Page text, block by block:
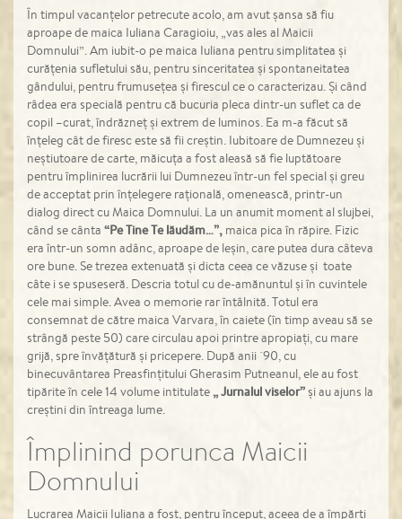
În timpul vacanțelor petrecute acolo, am avut șansa să fiu
aproape de maica Iuliana Caragioiu, „vas ales al Maicii
Domnului”. Am iubit-o pe maica Iuliana pentru simplitatea și
curățenia sufletului său, pentru sinceritatea și spontaneitatea
gândului, pentru frumusețea și firescul ce o caracterizau. Și când
râdea era specială pentru că bucuria pleca dintr-un suflet ca de
copil –curat, îndrăzneț și extrem de luminos. Ea m-a făcut să
înțeleg cât de firesc este să fii creștin. Iubitoare de Dumnezeu și
neștiutoare de carte, măicuța a fost aleasă să fie luptătoare
pentru împlinirea lucrării lui Dumnezeu într-un fel special și greu
de acceptat prin înțelegere rațională, omenească, printr-un
dialog direct cu Maica Domnului. La un anumit moment al slujbei,
când se cânta “Pe Tine Te lăudăm…”, maica pica în răpire. Fizic
era într-un somn adânc, aproape de leșin, care putea dura câteva
ore bune. Se trezea extenuată și dicta ceea ce văzuse și toate
câte i se spuseseră. Descria totul cu de-amănuntul și în cuvintele
cele mai simple. Avea o memorie rar întâlnită. Totul era
consemnat de către maica Varvara, în caiete (în timp aveau să se
strângă peste 50) care circulau apoi printre apropiați, cu mare
grijă, spre învățătură și pricepere. După anii `90, cu
binecuvântarea Preasfințitului Gherasim Putneanul, ele au fost
tipărite în cele 14 volume intitulate„ Jurnalul viselor”și au ajuns la
creștini din întreaga lume.
Împlinind porunca Maicii
Domnului
Lucrarea Maicii Iuliana a fost, pentru început, aceea de a împărți